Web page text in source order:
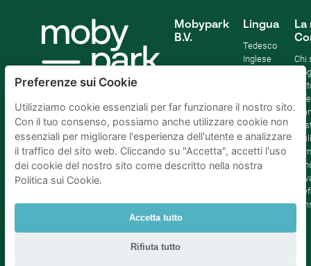
Mobypark
B.V.
Lingua
Tedesco
Inglese
Olandese
La
Chi
Blog
Parcheggio Amsterdam|Parcheggio Rotterdam
Preferenze sui Cookie
Utilizziamo cookie essenziali per far funzionare il nostro sito.
Con il tuo consenso, possiamo anche utilizzare cookie non
essenziali per migliorare l'esperienza dell'utente e analizzare
il traffico del sito web. Cliccando su "Accetta", accetti l'uso
dei cookie del nostro sito come descritto nella nostra
Politica sui Cookie.
Accetta tutto
Rifiuta tutto